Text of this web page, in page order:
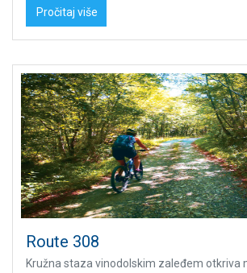
Pročitaj više
Route 308
Kružna staza vinodolskim zaleđem otkriva